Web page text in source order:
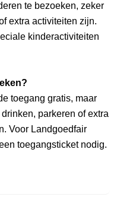
te bezoeken, zeker
extra activiteiten zijn.
kinderactiviteiten
toegang gratis, maar
parkeren of extra
Voor Landgoedfair
toegangsticket nodig.